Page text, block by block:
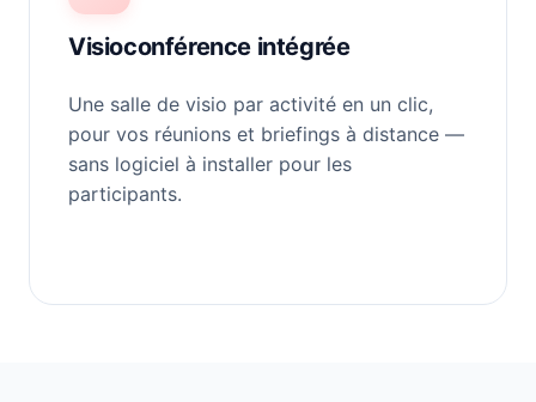
Visioconférence intégrée
Une salle de visio par activité en un clic,
pour vos réunions et briefings à distance —
sans logiciel à installer pour les
participants.